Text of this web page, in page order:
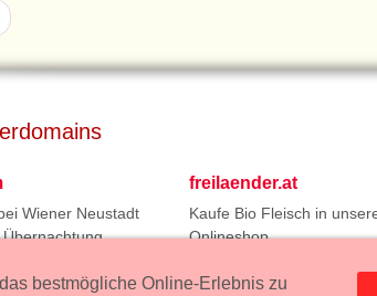
Wiener Neustadt
freilaender.at
Kaufe Bio Fleisch in
Onlineshop.
Markus Kollecker GmbH, Wienerstrasse
bestmögliche Online-Erlebnis zu